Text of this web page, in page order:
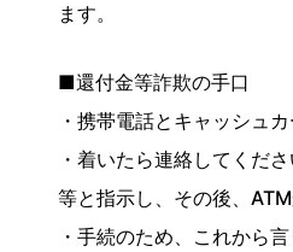
ます。
■還付金等詐欺の手口
・携帯電話とキャッシュ
・着いたら連絡してくださ
等と指示し、その後、ATM
・手続のため、これから